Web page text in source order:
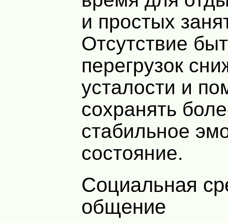
и простых
Отсутствие
перегрузок
усталости и
сохранять
стабильное
состояние.
Социальная среда и
общение